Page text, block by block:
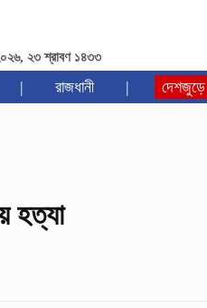
২৩ শ্রাবণ ১৪৩৩
| রাজধানী | দেশজুড়ে
হত্যা